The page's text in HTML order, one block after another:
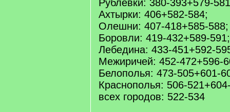
Рублевки: 380-393+579-
Ахтырки: 406+582-584;
Олешни: 407-418+585-588;
Боровли: 419-432+589-591;
Лебедина: 433-451+592-
Межиричей: 452-472+596-
Белополья: 473-505+601-
Краснополья: 506-
всех городов: 522-534